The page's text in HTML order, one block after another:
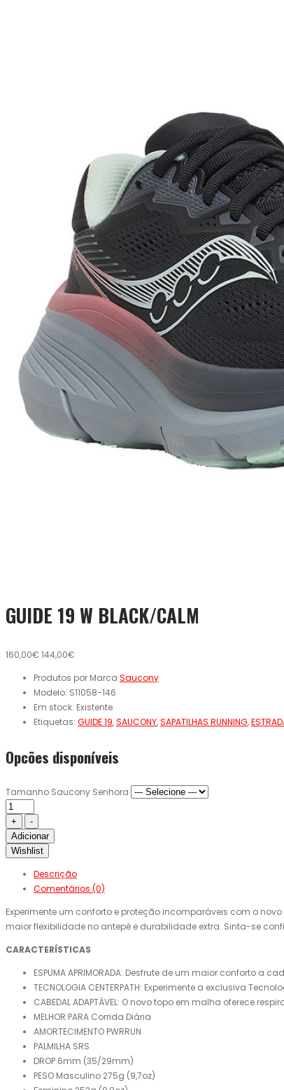
GUIDE 19 W BLACK/CALM
160,00€ 144,00€
Produtos por Marca Saucony
Modelo: S11058-146
Em stock: Existente
Etiquetas: GUIDE 19,SAUCONY,SAPATILHAS RUNNING,
Opcões disponíveis
Tamanho Saucony Senhora
Adicionar
Wishlist
Descrição
Comentários (0)
Experimente um conforto e proteção incomparáveis ​​com o
maior flexibilidade no antepé e durabilidade extra. Sinta-se
CARACTERÍSTICAS
ESPUMA APRIMORADA: Desfrute de um maior conforto a
TECNOLOGIA CENTERPATH: Experimente a exclusiva
CABEDAL ADAPTÁVEL: O novo topo em malha oferece
MELHOR PARA Corrida Diária
AMORTECIMENTO PWRRUN
PALMILHA SRS
DROP 6mm (35/29mm)
PESO Masculino 275g (9,7oz)